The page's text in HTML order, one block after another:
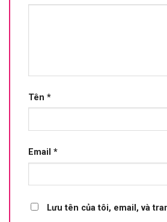
Tên *
Email *
Lưu tên của tôi, email, và